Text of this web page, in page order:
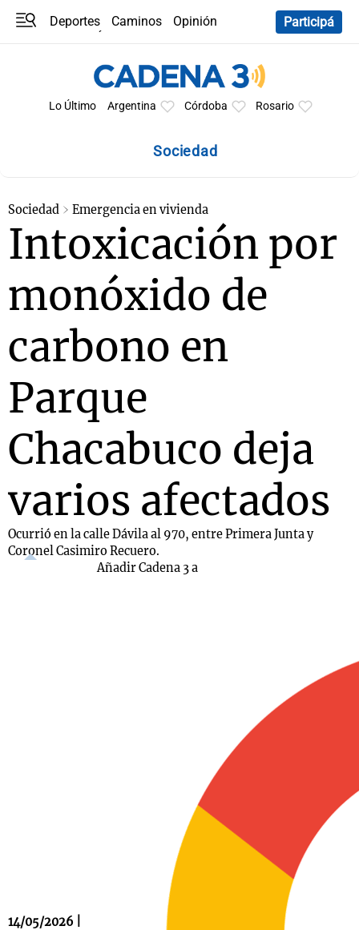
Deportes Caminos
Opinión
Participá
Lo Último Argentina Córdoba Rosario
Sociedad
Sociedad Emergencia en vivienda
Intoxicación por
monóxido de
carbono en
Parque
Chacabuco deja
varios afectados
Ocurrió en la calle Dávila al 970, entre Primera Junta y
Coronel Casimiro Recuero.
14/05/2026 |
Añadir Cadena 3 a
La Sole en
Cadena 3